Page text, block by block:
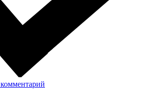
комментарий